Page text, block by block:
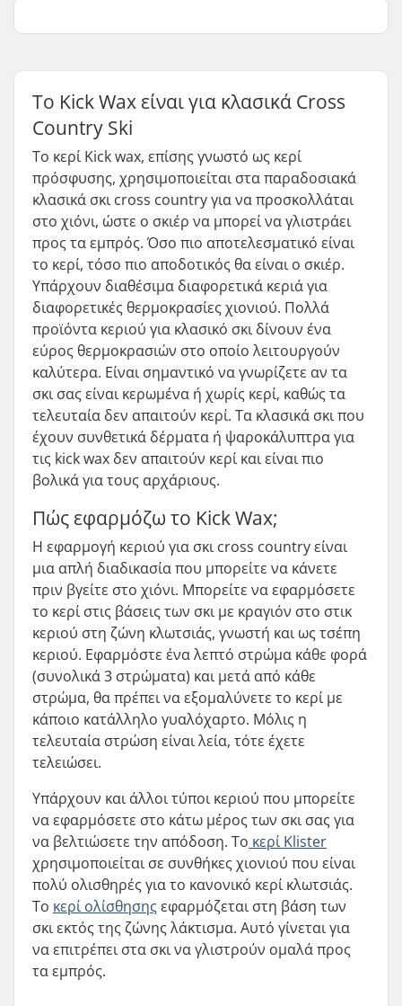
Το Kick Wax είναι για κλασικά Cross
Country Ski
Το κερί Kick wax, επίσης γνωστό ως κερί
πρόσφυσης, χρησιμοποιείται στα παραδοσιακά
κλασικά σκι cross country για να προσκολλάται
στο χιόνι, ώστε ο σκιέρ να μπορεί να γλιστράει
προς τα εμπρός. Όσο πιο αποτελεσματικό είναι
το κερί, τόσο πιο αποδοτικός θα είναι ο σκιέρ.
Υπάρχουν διαθέσιμα διαφορετικά κεριά για
διαφορετικές θερμοκρασίες χιονιού. Πολλά
προϊόντα κεριού για κλασικό σκι δίνουν ένα
εύρος θερμοκρασιών στο οποίο λειτουργούν
καλύτερα. Είναι σημαντικό να γνωρίζετε αν τα
σκι σας είναι κερωμένα ή χωρίς κερί, καθώς τα
τελευταία δεν απαιτούν κερί. Τα κλασικά σκι που
έχουν συνθετικά δέρματα ή ψαροκάλυπτρα για
τις kick wax δεν απαιτούν κερί και είναι πιο
βολικά για τους αρχάριους.
Πώς εφαρμόζω το Kick Wax;
Η εφαρμογή κεριού για σκι cross country είναι
μια απλή διαδικασία που μπορείτε να κάνετε
πριν βγείτε στο χιόνι. Μπορείτε να εφαρμόσετε
το κερί στις βάσεις των σκι με κραγιόν στο στικ
κεριού στη ζώνη κλωτσιάς, γνωστή και ως τσέπη
κεριού. Εφαρμόστε ένα λεπτό στρώμα κάθε φορά
(συνολικά 3 στρώματα) και μετά από κάθε
στρώμα, θα πρέπει να εξομαλύνετε το κερί με
κάποιο κατάλληλο γυαλόχαρτο. Μόλις η
τελευταία στρώση είναι λεία, τότε έχετε
τελειώσει.
Υπάρχουν και άλλοι τύποι κεριού που μπορείτε
να εφαρμόσετε στο κάτω μέρος των σκι σας για
να βελτιώσετε την απόδοση. Το κερί Klister
χρησιμοποιείται σε συνθήκες χιονιού που είναι
πολύ ολισθηρές για το κανονικό κερί κλωτσιάς.
Το κερί ολίσθησης εφαρμόζεται στη βάση των
σκι εκτός της ζώνης λάκτισμα. Αυτό γίνεται για
να επιτρέπει στα σκι να γλιστρούν ομαλά προς
τα εμπρός.